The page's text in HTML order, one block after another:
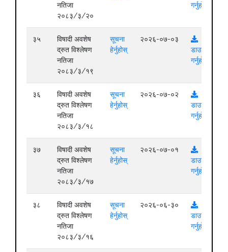
नतिजा
२०८३/३/२०
गर्नुहोस्
३५
विषादी अवशेष
द्रुत विश्लेषण
नतिजा
२०८३/३/१९
सूचना
हेर्नुहोस्
२०२६-०७-०३
डाउनलोड
गर्नुहोस्
३६
विषादी अवशेष
द्रुत विश्लेषण
नतिजा
२०८३/३/१८
सूचना
हेर्नुहोस्
२०२६-०७-०२
डाउनलोड
गर्नुहोस्
३७
विषादी अवशेष
द्रुत विश्लेषण
नतिजा
२०८३/३/१७
सूचना
हेर्नुहोस्
२०२६-०७-०१
डाउनलोड
गर्नुहोस्
३८
विषादी अवशेष
द्रुत विश्लेषण
नतिजा
२०८३/३/१६
सूचना
हेर्नुहोस्
२०२६-०६-३०
डाउनलोड
गर्नुहोस्